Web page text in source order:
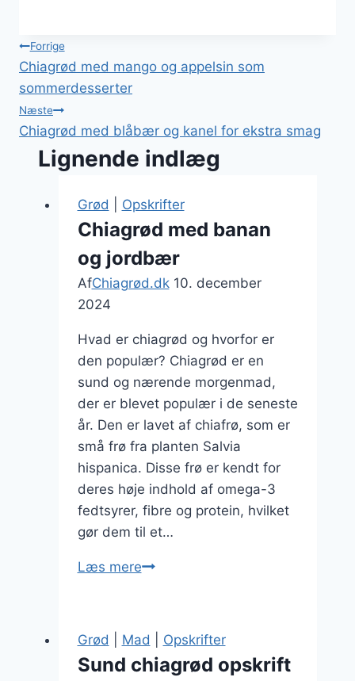
Indlægsnavigation
Forrige
Chiagrød med mango og appelsin som
sommerdesserter
Næste
Chiagrød med blåbær og kanel for ekstra smag
Lignende indlæg
Grød Opskrifter
Chiagrød med banan
og jordbær
AfChiagrød.dk 10. december
2024
Hvad er chiagrød og hvorfor er
den populær? Chiagrød er en
sund og nærende morgenmad,
der er blevet populær i de seneste
år. Den er lavet af chiafrø, som er
små frø fra planten Salvia
hispanica. Disse frø er kendt for
deres høje indhold af omega-3
fedtsyrer, fibre og protein, hvilket
gør dem til et…
Læs mereChiagrød
og
jordbær
Grød Mad Opskrifter
Sund chiagrød opskrift